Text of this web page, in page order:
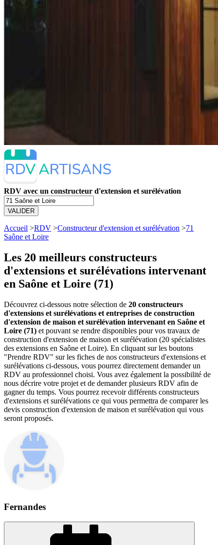
RDV avec un constructeur d'extension et surélévation
VALIDER
Accueil >RDV >Constructeur d'extension et surélévation >71
Saône et Loire
Les 20 meilleurs constructeurs
d'extensions et surélévations intervenant
en Saône et Loire (71)
Découvrez ci-dessous notre sélection de 20 constructeurs
d'extensions et surélévations et entreprises de construction
d'extension de maison et surélévation intervenant en Saône et
Loire (71) et pouvant se rendre disponibles pour vos travaux de
construction d'extension de maison et surélévation (20 spécialistes
des extensions en Saône et Loire). En cliquant sur les boutons
"Prendre RDV" sur les fiches de nos constructeurs d'extensions et
surélévations ci-dessous, vous pourrez directement demander un
RDV au professionnel choisi. Vous avez également la possibilité de
nous décrire votre projet et de demander plusieurs RDV afin de
gagner du temps. Vous pourrez recevoir différents constructeurs
d'extensions et surélévations ce qui vous permettra de comparer les
devis construction d'extension de maison et surélévation qui vous
seront proposés.
Fernandes